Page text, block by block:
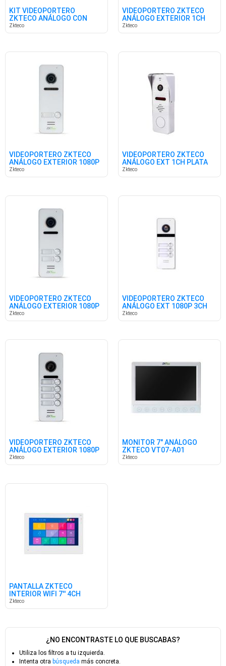
KIT VIDEOPORTERO
ZKTECO ANÁLOGO CON
PANTALLA 7''
Zkteco
VIDEOPORTERO ZKTECO
ANÁLOGO EXTERIOR 1CH
Zkteco
VIDEOPORTERO ZKTECO
ANÁLOGO EXTERIOR 1080P
1CH
Zkteco
VIDEOPORTERO ZKTECO
ANÁLOGO EXT 1CH PLATA
Zkteco
VIDEOPORTERO ZKTECO
ANÁLOGO EXTERIOR 1080P
2CH
Zkteco
VIDEOPORTERO ZKTECO
ANÁLOGO EXT 1080P 3CH
Zkteco
VIDEOPORTERO ZKTECO
ANÁLOGO EXTERIOR 1080P
4CH
Zkteco
MONITOR 7" ANÁLOGO
ZKTECO VT07-A01
Zkteco
PANTALLA ZKTECO
INTERIOR WIFI 7'' 4CH
Zkteco
¿NO ENCONTRASTE LO QUE BUSCABAS?
Utiliza los filtros a tu izquierda.
Intenta otra búsqueda más concreta.